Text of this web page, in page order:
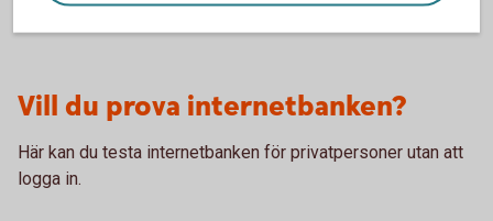
Vill du prova internetbanken?
Här kan du testa internetbanken för privatpersoner utan att
logga in.